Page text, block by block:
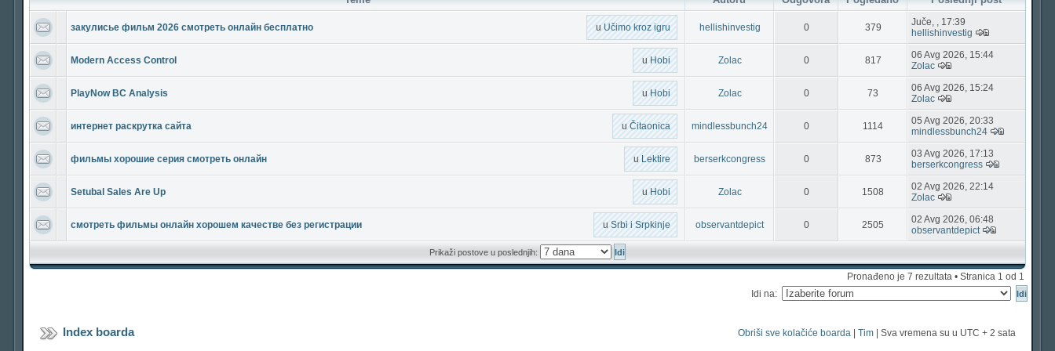
закулисье фильм 2026 смотреть онлайн бесплатно uUčimo kroz igru hellishinvestig 0 379
Juče, , 17:39
hellishinvestig
Modern Access Control uHobi Zolac 0 817
06 Avg 2026, 15:44
Zolac
PlayNow BC Analysis uHobi Zolac 0 73
06 Avg 2026, 15:24
Zolac
интернет раскрутка сайта uČitaonica mindlessbunch24 0 1114
05 Avg 2026, 20:33
mindlessbunch24
фильмы хорошие серия смотреть онлайн uLektire berserkcongress 0 873
03 Avg 2026, 17:13
berserkcongress
Setubal Sales Are Up uHobi Zolac 0 1508
02 Avg 2026, 22:14
Zolac
смотреть фильмы онлайн хорошем качестве без регистрации uSrbi i Srpkinje observantdepict 0 2505
02 Avg 2026, 06:48
observantdepict
Prikaži postove u poslednjih:
Pronađeno je 7 rezultata • Stranica 1 od 1
Idi na:
Index boarda Obriši sve kolačiće boarda Tim | Sva vremena su u UTC + 2 sata